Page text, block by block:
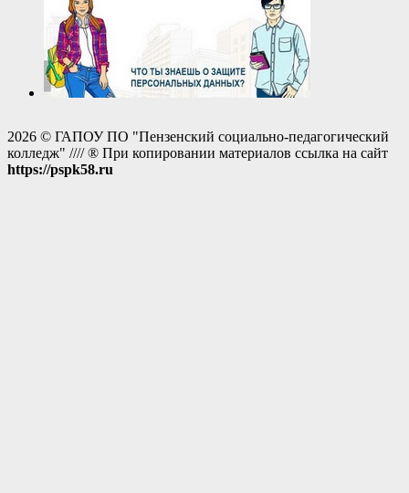
2026 © ГАПОУ ПО "Пензенский социально-педагогический
колледж" //// ® При копировании материалов ссылка на сайт
https://pspk58.ru